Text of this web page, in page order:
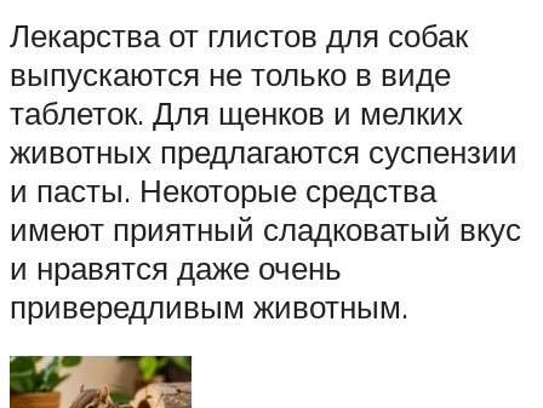
Лекарства от глистов для собак
выпускаются не только в виде
таблеток. Для щенков и мелких
животных предлагаются суспензии
и пасты. Некоторые средства
имеют приятный сладковатый вкус
и нравятся даже очень
привередливым животным.